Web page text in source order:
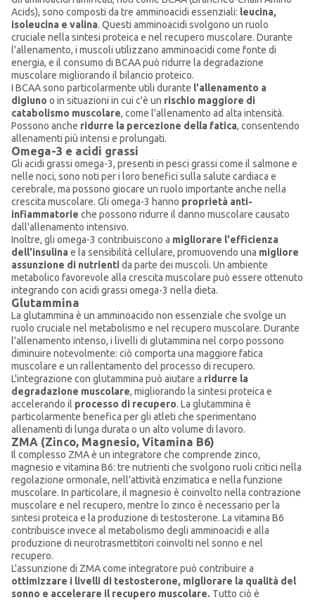
Acids), sono composti da tre amminoacidi essenziali: leucina,
isoleucina e valina. Questi amminoacidi svolgono un ruolo
cruciale nella sintesi proteica e nel recupero muscolare. Durante
l'allenamento, i muscoli utilizzano amminoacidi come fonte di
energia, e il consumo di BCAA può ridurre la degradazione
muscolare migliorando il bilancio proteico.
I BCAA sono particolarmente utili durante l'allenamento a
digiuno o in situazioni in cui c'è un rischio maggiore di
catabolismo muscolare, come l'allenamento ad alta intensità.
Possono anche ridurre la percezione della fatica, consentendo
allenamenti più intensi e prolungati.
Omega-3 e acidi grassi
Gli acidi grassi omega-3, presenti in pesci grassi come il salmone e
nelle noci, sono noti per i loro benefici sulla salute cardiaca e
cerebrale, ma possono giocare un ruolo importante anche nella
crescita muscolare. Gli omega-3 hanno proprietà anti-
infiammatorie che possono ridurre il danno muscolare causato
dall'allenamento intensivo.
Inoltre, gli omega-3 contribuiscono a migliorare l'efficienza
dell'insulina e la sensibilità cellulare, promuovendo una migliore
assunzione di nutrienti da parte dei muscoli. Un ambiente
metabolico favorevole alla crescita muscolare può essere ottenuto
integrando con acidi grassi omega-3 nella dieta.
Glutammina
La glutammina è un amminoacido non essenziale che svolge un
ruolo cruciale nel metabolismo e nel recupero muscolare. Durante
l'allenamento intenso, i livelli di glutammina nel corpo possono
diminuire notevolmente: ciò comporta una maggiore fatica
muscolare e un rallentamento del processo di recupero.
L'integrazione con glutammina può aiutare a ridurre la
degradazione muscolare, migliorando la sintesi proteica e
accelerando il processo di recupero. La glutammina è
particolarmente benefica per gli atleti che sperimentano
allenamenti di lunga durata o un alto volume di lavoro.
ZMA (Zinco, Magnesio, Vitamina B6)
Il complesso ZMA è un integratore che comprende zinco,
magnesio e vitamina B6: tre nutrienti che svolgono ruoli critici nella
regolazione ormonale, nell'attività enzimatica e nella funzione
muscolare. In particolare, il magnesio è coinvolto nella contrazione
muscolare e nel recupero, mentre lo zinco è necessario per la
sintesi proteica e la produzione di testosterone. La vitamina B6
contribuisce invece al metabolismo degli amminoacidi e alla
produzione di neurotrasmettitori coinvolti nel sonno e nel
recupero.
L'assunzione di ZMA come integratore può contribuire a
ottimizzare i livelli di testosterone, migliorare la qualità del
sonno e accelerare il recupero muscolare. Tutto ciò è